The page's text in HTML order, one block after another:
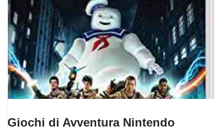
Giochi di Avventura Nintendo